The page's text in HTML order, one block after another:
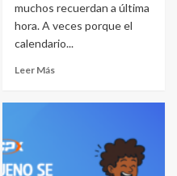
muchos recuerdan a última
hora. A veces porque el
calendario...
Leer Más